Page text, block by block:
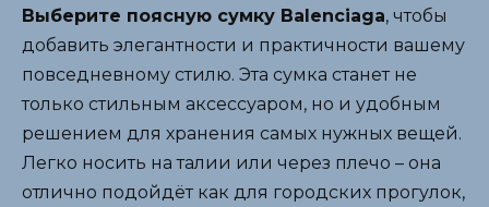
Выберите поясную сумку Balenciaga, чтобы
добавить элегантности и практичности вашему
повседневному стилю. Эта сумка станет не
только стильным аксессуаром, но и удобным
решением для хранения самых нужных вещей.
Легко носить на талии или через плечо – она
отлично подойдёт как для городских прогулок,